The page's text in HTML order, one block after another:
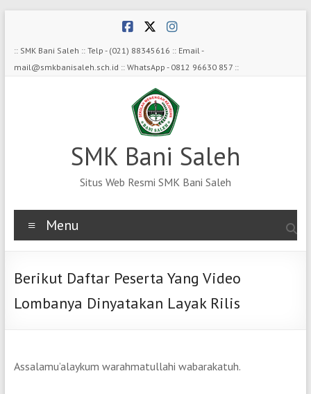
content
:: SMK Bani Saleh :: Telp - (021) 88345616 :: Email -
mail@smkbanisaleh.sch.id :: WhatsApp - 0812 96630 857 ::
SMK Bani Saleh
Situs Web Resmi SMK Bani Saleh
Menu
Berikut Daftar Peserta Yang Video
Lombanya Dinyatakan Layak Rilis
Assalamu’alaykum warahmatullahi wabarakatuh.